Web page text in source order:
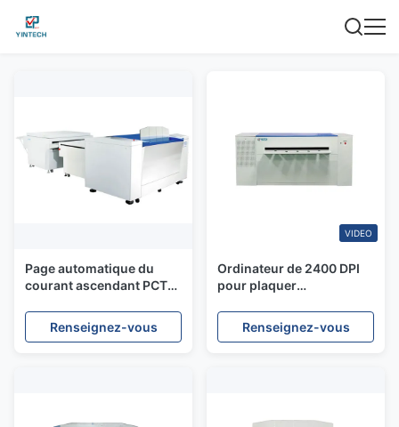
Page automatique du
courant ascendant PCT
humidité de 40 - de 80%
Renseignez-vous
VIDEO
Ordinateur de 2400 DPI
pour plaquer
thermique canaux multi
de machine de PCT
Renseignez-vous